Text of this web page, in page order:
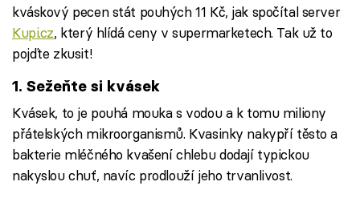
kváskový pecen stát pouhých 11 Kč, jak spočítal server
Kupi.cz, který hlídá ceny v supermarketech. Tak už to
pojďte zkusit!
1. Sežeňte si kvásek
Kvásek, to je pouhá mouka s vodou a k tomu miliony
přátelských mikroorganismů. Kvasinky nakypří těsto a
bakterie mléčného kvašení chlebu dodají typickou
nakyslou chuť, navíc prodlouží jeho trvanlivost.